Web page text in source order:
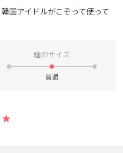
国アイドルがこぞって使って
瞳のサイズ
普通